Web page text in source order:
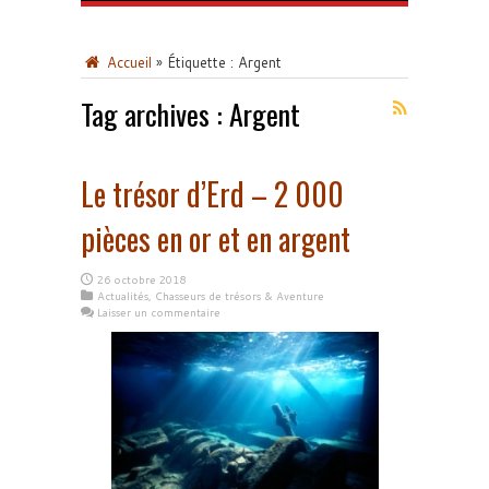
Accueil » Étiquette : Argent
Tag archives :Argent
Le trésor d’Erd – 2 000
pièces en or et en argent
26 octobre 2018
Actualités, Chasseurs de trésors & Aventure
Laisser un commentaire